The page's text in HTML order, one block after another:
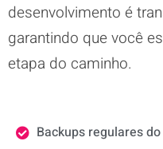
desenvolvimento é
garantindo que você
etapa do caminho.
Backups regulares